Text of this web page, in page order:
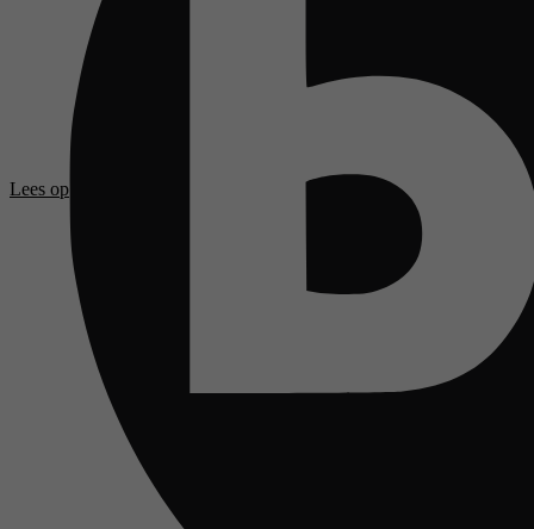
Lees op